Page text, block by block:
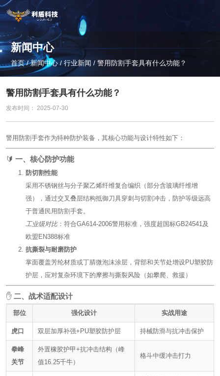
新闻中心
首页/新闻中心 / 行业新闻 / 警用防割手套具有什么功能？
警用防割手套具有什么功能？
发布时间： 2025-07-30
警用防割手套作为特种防护装备，其核心功能与设计特性如下：
🔰 ‌ 一、核心防护功能
防切割性能
采用不锈钢丝与分子聚乙烯纤维复合编织（部分含玻璃纤维增
强），通过交叉叠层结构抵御刀具穿刺与切割冲击，防护等级远高
于普通民用防割手套‌。
工业级对比：符合GA614-2006警用标准，强度超国标GB24541及
欧盟EN388标准‌
抗撕裂与耐磨防护
掌面覆盖芳纶材质或丁腈微泡沫涂层，背部和关节处增设PU塑胶防
护层，应对复杂环境下的摩擦与撕裂风险（如攀爬、救援）‌
✋ ‌ 二、战术适配设计
部位 强化设计 实战用途
虎口 双层加厚补强+PU塑胶防护层 持械防滑与抗冲击保护‌
拳峰
关节
外置橡胶护甲+抗冲击结构（峰
值16.25千牛）
格斗中缓冲击打力‌